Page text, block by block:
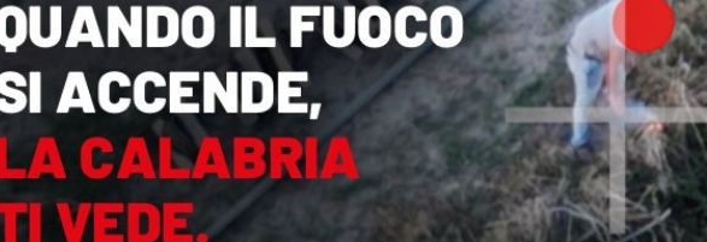
alle microimprese la cui attività economica non sia stata sospesa – e che
corso dell’anno solare 2019, un fatturato compreso tra 3mila euro e
professionisti con un fatturato, riferito sempre al 2019, inferiore a
termine per la presentazione delle domande è stato fissato dal decreto
Lavoro, Sviluppo economico, Attività produttive e turismo che
un impegno iniziale pari a 5 milioni di euro a valere sull’Asse 3 del